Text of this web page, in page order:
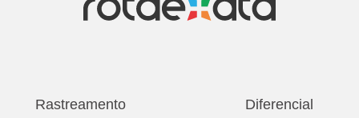
Rastreamento
Diferencial